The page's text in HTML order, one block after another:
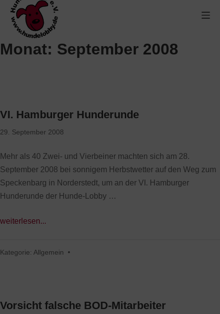
Monat: September 2008
VI. Hamburger Hunderunde
29. September 2008
Mehr als 40 Zwei- und Vierbeiner machten sich am 28.
September 2008 bei sonnigem Herbstwetter auf den Weg zum
Speckenbarg in Norderstedt, um an der VI. Hamburger
Hunderunde der Hunde-Lobby …
weiterlesen...
Kategorie: Allgemein •
Vorsicht falsche BOD-Mitarbeiter